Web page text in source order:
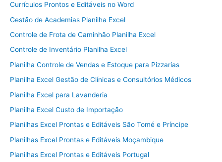
Currículos Prontos e Editáveis no Word
Gestão de Academias Planilha Excel
Controle de Frota de Caminhão Planilha Excel
Controle de Inventário Planilha Excel
Planilha Controle de Vendas e Estoque para Pizzarias
Planilha Excel Gestão de Clínicas e Consultórios Médicos
Planilha Excel para Lavanderia
Planilha Excel Custo de Importação
Planilhas Excel Prontas e Editáveis São Tomé e Príncipe
Planilhas Excel Prontas e Editáveis Moçambique
Planilhas Excel Prontas e Editáveis Portugal